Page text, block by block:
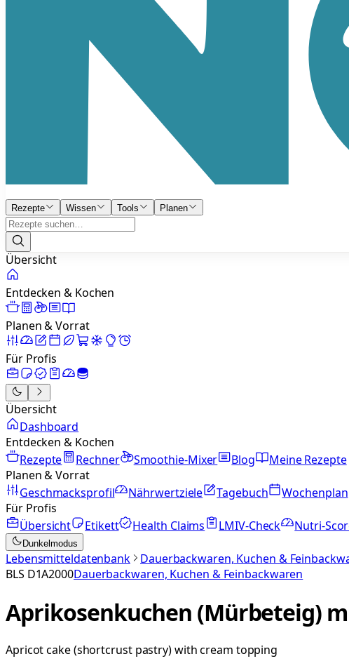
Rezepte Wissen Tools Planen
Übersicht
Entdecken & Kochen
Planen & Vorrat
Für Profis
Übersicht
Dashboard
Entdecken & Kochen
Rezepte
Rechner Smoothie-Mixer Blog
Meine Rezepte
Planen & Vorrat
Geschmacksprofil
Nährwertziele Tagebuch Wochenplan
Für Profis
Übersicht
Etikett Health Claims LMIV-Check Nutri-
Dunkelmodus
Lebensmitteldatenbank Dauerbackwaren, Kuchen &
BLS D1A2000Dauerbackwaren, Kuchen & Feinbackwaren
Aprikosenkuchen (Mürbeteig)
Apricot cake (shortcrust pastry) with cream topping